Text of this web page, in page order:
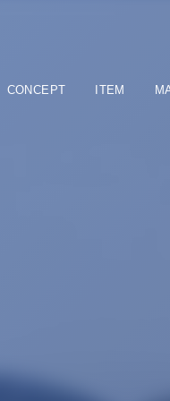
CONCEPT ITEM